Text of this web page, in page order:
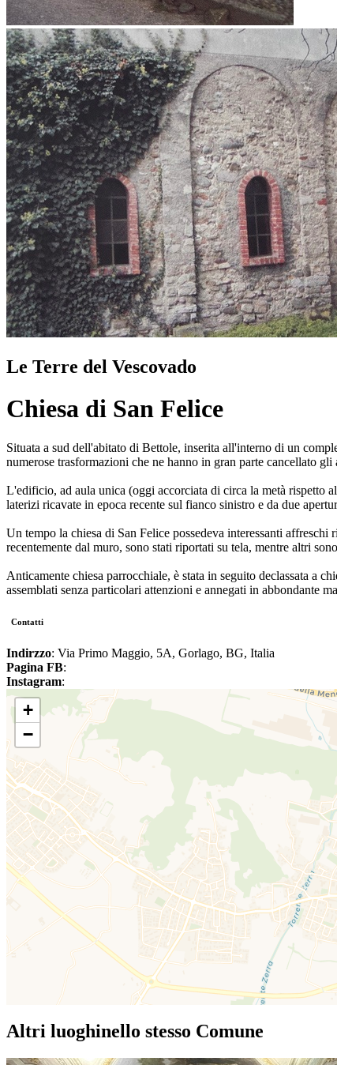
Le Terre del Vescovado
Chiesa di San Felice
Situata a sud dell'abitato di Bettole, inserita all'interno di un
numerose trasformazioni che ne hanno in gran parte cancellato gli
L'edificio, ad aula unica (oggi accorciata di circa la metà rispetto
laterizi ricavate in epoca recente sul fianco sinistro e da due
Un tempo la chiesa di San Felice possedeva interessanti
recentemente dal muro, sono stati riportati su tela, mentre altri
Anticamente chiesa parrocchiale, è stata in seguito declassata a
assemblati senza particolari attenzioni e annegati in abbondante
Contatti
Indirzzo: Via Primo Maggio, 5A, Gorlago, BG, Italia
Pagina FB:
Instagram:
+
−
Altri luoghinello stesso Comune